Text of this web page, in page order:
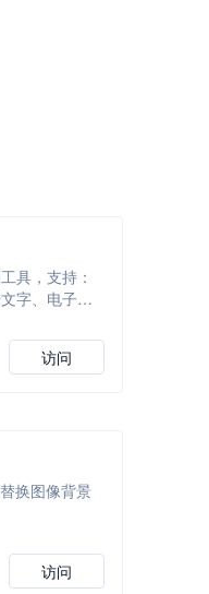
具，支持：
字、电子表
访问
换图像背景
访问